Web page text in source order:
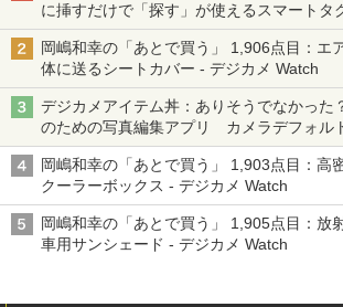
に挿すだけで「探す」が使えるスマートタ
岡嶋和幸の「あとで買う」 1,906点目：エ
体に送るシートカバー - デジカメ Watch
デジカメアイテム丼：ありそうでなかった
のための写真編集アプリ カメラデフォル
る「Filmator」
岡嶋和幸の「あとで買う」 1,903点目：高
クーラーボックス - デジカメ Watch
岡嶋和幸の「あとで買う」 1,905点目：放
車用サンシェード - デジカメ Watch